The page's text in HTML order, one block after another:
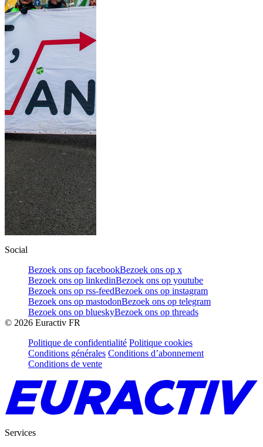
Social
Bezoek ons op facebookBezoek ons op x
Bezoek ons op linkedinBezoek ons op youtube
Bezoek ons op rss-feedBezoek ons op instagram
Bezoek ons op mastodonBezoek ons op telegram
Bezoek ons op blueskyBezoek ons op threads
© 2026 Euractiv FR
Politique de confidentialité Politique cookies
Conditions générales Conditions d’abonnement
Conditions de vente
Services